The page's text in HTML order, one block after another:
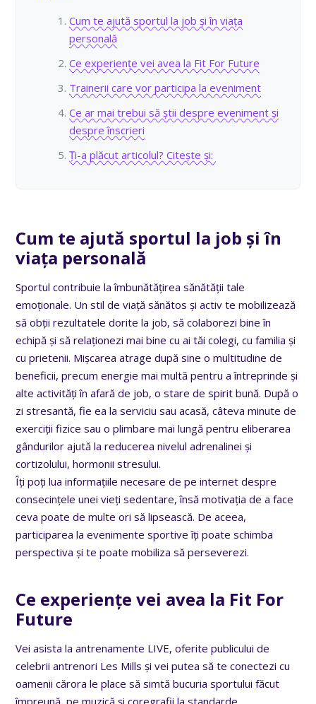
Cum te ajută sportul la job și în viața
personală
Ce experiențe vei avea la Fit For Future
Trainerii care vor participa la eveniment
Ce ar mai trebui să știi despre eveniment și
despre înscrieri
Ți-a plăcut articolul? Citește și:
Cum te ajută sportul la job și în
viața personală
Sportul contribuie la îmbunătățirea sănătății tale
emoționale. Un stil de viață sănătos și activ te mobilizează
să obții rezultatele dorite la job, să colaborezi bine în
echipă și să relaționezi mai bine cu ai tăi colegi, cu familia și
cu prietenii. Mișcarea atrage după sine o multitudine de
beneficii, precum energie mai multă pentru a întreprinde și
alte activități în afară de job, o stare de spirit bună. După o
zi stresantă, fie ea la serviciu sau acasă, câteva minute de
exerciții fizice sau o plimbare mai lungă pentru eliberarea
gândurilor ajută la reducerea nivelul adrenalinei și
cortizolului, hormonii stresului.
Îți poți lua informațiile necesare de pe internet despre
consecințele unei vieți sedentare, însă motivația de a face
ceva poate de multe ori să lipsească. De aceea,
participarea la evenimente sportive îți poate schimba
perspectiva și te poate mobiliza să perseverezi.
Ce experiențe vei avea la Fit For
Future
Vei asista la antrenamente LIVE, oferite publicului de
celebrii antrenori Les Mills și vei putea să te conectezi cu
oamenii cărora le place să simtă bucuria sportului făcut
împreună, pe muzică și coregrafii la standarde